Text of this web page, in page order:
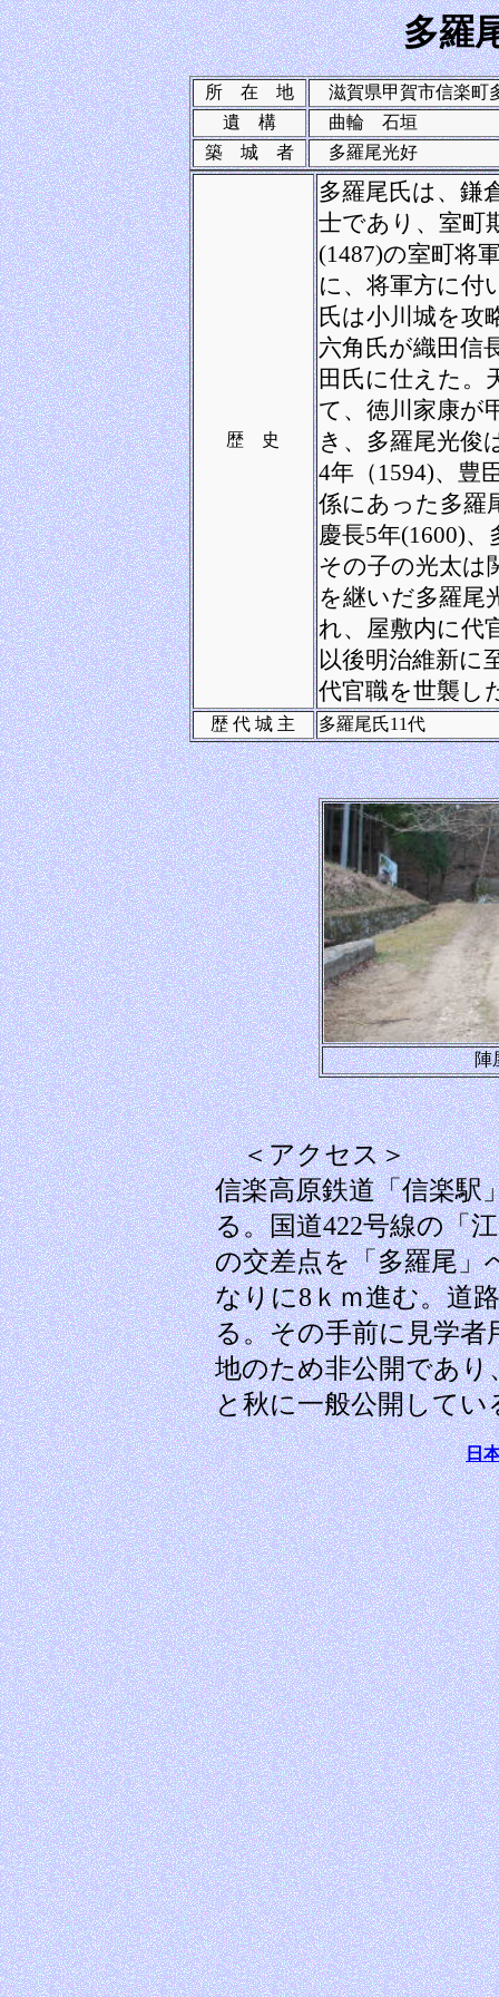
多羅
所 在 地
滋賀県甲賀市信楽町
遺 構
曲輪 石垣
築 城 者
多羅尾光好
歴 史
多羅尾氏は、鎌
士であり、室町
(1487)の室町将
に、将軍方に付
氏は小川城を攻
六角氏が織田信
田氏に仕えた。
て、徳川家康が
き、多羅尾光俊
4年（1594)、豊
係にあった多羅
慶長5年(1600)
その子の光太は
を継いだ多羅尾
れ、屋敷内に代
以後明治維新に
代官職を世襲し
歴 代 城 主 多羅尾氏11代
陣
＜アクセス＞
信楽高原鉄道「信楽駅
る。国道422号線の「
の交差点を「多羅尾」
なりに8ｋｍ進む。道
る。その手前に見学者
地のため非公開であ
と秋に一般公開してい
日